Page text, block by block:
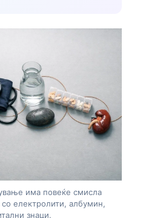
има повеќе смисла
со електролити, албумин,
знаци.